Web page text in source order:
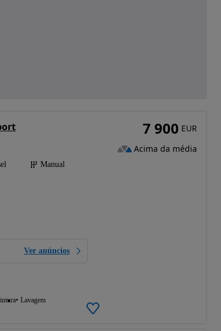
Manual
Ver anúncios
Lavagem
7 900 EUR
Acima da média